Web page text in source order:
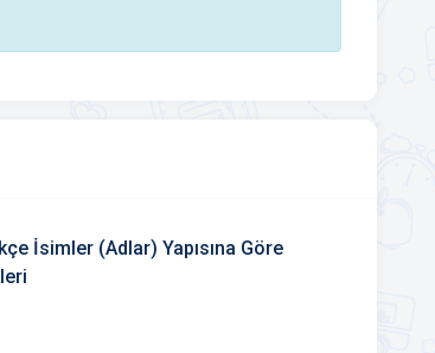
İsimler (Adlar) Yapısına Göre